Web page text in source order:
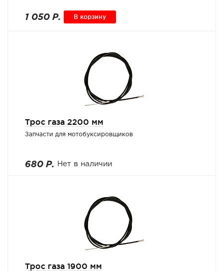
1 050 Р. В корзину
Трос газа 2200 мм
Запчасти для мотобуксировщиков
680 Р. Нет в наличии
Трос газа 1900 мм